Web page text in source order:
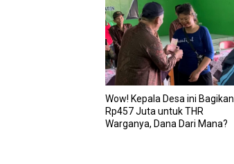
Wow! Kepala Desa ini Bagikan
Rp457 Juta untuk THR
Warganya, Dana Dari Mana?